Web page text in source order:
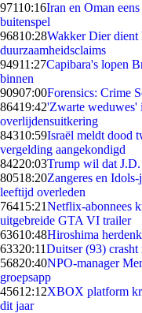
97110:16Iran en Oman
buitenspel
96810:28Wakker Dier dient
duurzaamheidsclaims
94911:27Capibara's lopen
binnen
90907:00Forensics: Crime
86419:42'Zwarte weduwes'
overlijdensuitkering
84310:59Israël meldt dood
vergelding aangekondigd
84220:03Trump wil dat
80518:20Zangeres en
leeftijd overleden
76415:21Netflix-abonnees
uitgebreide GTA VI trailer
63610:48Hiroshima
63320:11Duitser (93) crasht
56820:40NPO-manager
groepsapp
45612:12XBOX platform
dit jaar